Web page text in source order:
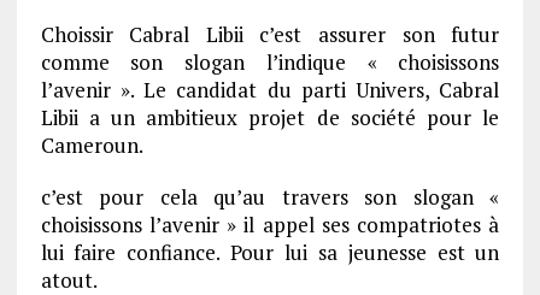
Choissir Cabral Libii c’est assurer son futur
comme son slogan l’indique « choisissons
l’avenir ». Le candidat du parti Univers, Cabral
Libii a un ambitieux projet de société pour le
Cameroun.
c’est pour cela qu’au travers son slogan «
choisissons l’avenir » il appel ses compatriotes à
lui faire confiance. Pour lui sa jeunesse est un
atout.